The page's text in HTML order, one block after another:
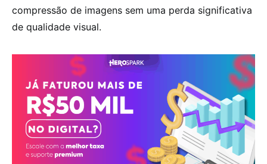
compressão de imagens sem uma perda significativa
de qualidade visual.